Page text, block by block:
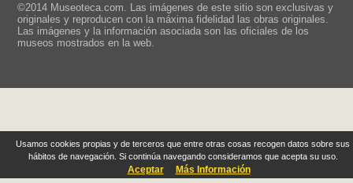
Usamos cookies propias y de terceros que entre otras cosas recogen datos sobre sus
hábitos de navegación. Si continúa navegando consideramos que acepta su uso.
Aceptar Más Información
©2014 Museoteca.com. Las imágenes de este sitio son exclusivas y
originales y reproducen con la máxima fidelidad las obras originales.
Las imágenes y la información asociada son las oficiales de los
museos mostrados en la web.